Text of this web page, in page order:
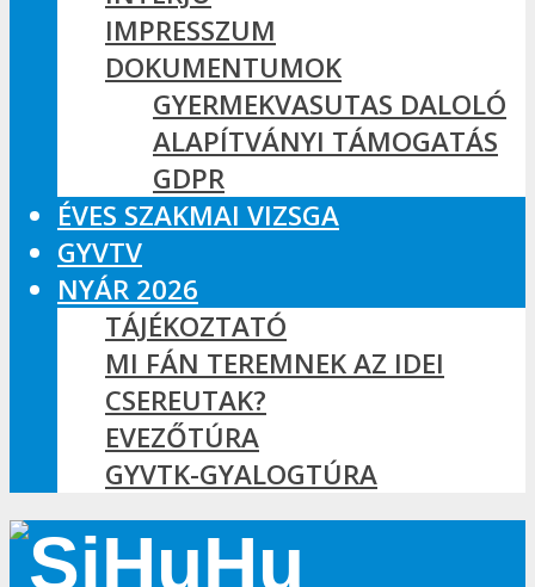
IMPRESSZUM
DOKUMENTUMOK
GYERMEKVASUTAS DALOLÓ
ALAPÍTVÁNYI TÁMOGATÁS
GDPR
ÉVES SZAKMAI VIZSGA
GYVTV
NYÁR 2026
TÁJÉKOZTATÓ
MI FÁN TEREMNEK AZ IDEI
CSEREUTAK?
EVEZŐTÚRA
GYVTK-GYALOGTÚRA